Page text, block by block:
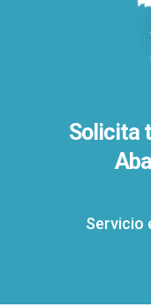
Solicita
Servicio